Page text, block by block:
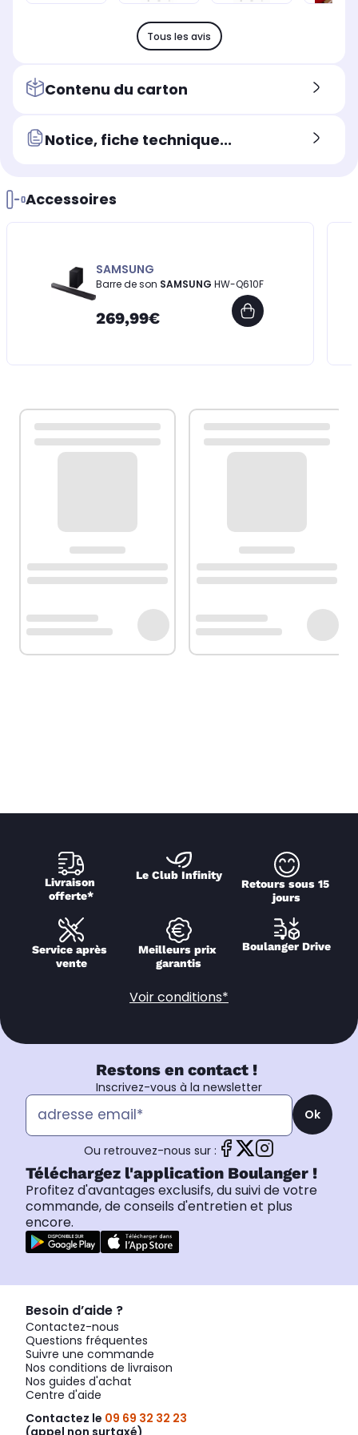
Tous les avis
Contenu du carton
Notice, fiche technique...
Accessoires
SAMSUNG
Barre de son SAMSUNG HW-Q610F
269,99€
Livraison
offerte*
Le Club Infinity
Retours sous 15
jours
Service après
vente
Meilleurs prix
garantis
Boulanger Drive
Voir conditions*
Restons en contact !
Inscrivez-vous à la newsletter
Ok
Ou retrouvez-nous sur :
Téléchargez l'application Boulanger !
Profitez d'avantages exclusifs, du suivi de votre
commande, de conseils d'entretien et plus
encore.
Besoin d’aide ?
Contactez-nous
Questions fréquentes
Suivre une commande
Nos conditions de livraison
Nos guides d'achat
Centre d'aide
Contactez le 09 69 32 32 23